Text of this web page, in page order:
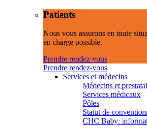
Patients
Nous vous assurons en toute
en charge possible.
Prendre rendez-vous
Prendre rendez-vous
Services et médecins
Médecins et
Services médicaux
Pôles
Statut de
CHC Baby: